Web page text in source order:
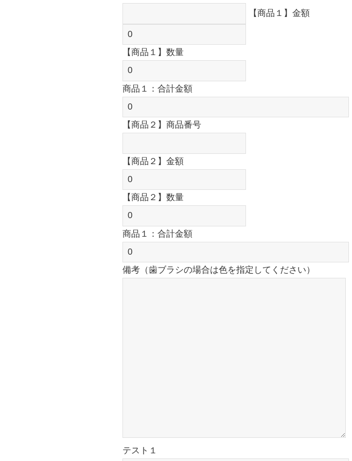
【商品１】金額
【商品１】数量
商品１：合計金額
【商品２】商品番号
【商品２】金額
【商品２】数量
商品１：合計金額
備考（歯ブラシの場合は色を指定してください）
テスト１